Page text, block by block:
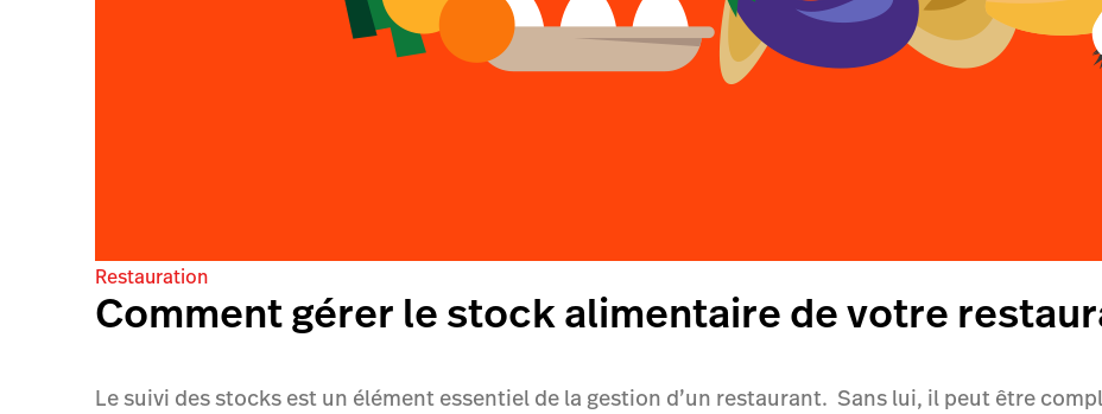
Restauration
Comment gérer le stock alimentaire de votre
Le suivi des stocks est un élément essentiel de la gestion d’un restaurant. Sans lui, il peut être